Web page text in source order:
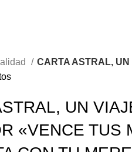
CARTA ASTRAL, UN
UN
«VENCE TUS